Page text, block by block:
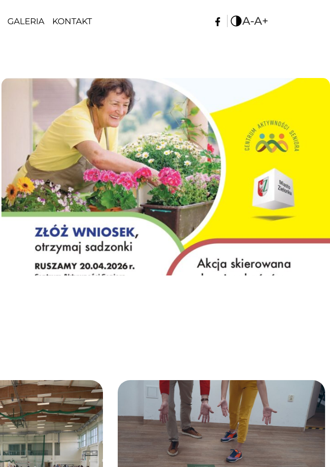
GALERIA KONTAKT A-A+